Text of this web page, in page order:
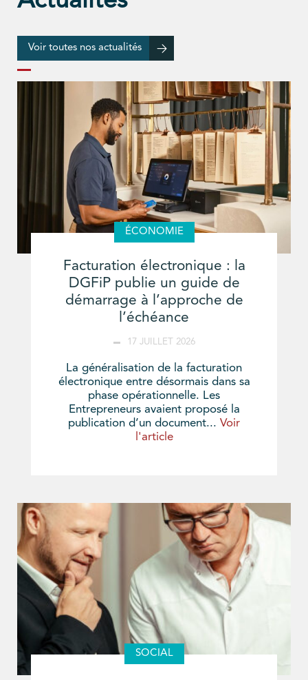
Voir toutes nos actualités
ÉCONOMIE
Facturation électronique : la
DGFiP publie un guide de
démarrage à l’approche de
l’échéance
17 JUILLET 2026
La généralisation de la facturation
électronique entre désormais dans sa
phase opérationnelle. Les
Entrepreneurs avaient proposé la
publication d’un document... Voir
l'article
SOCIAL